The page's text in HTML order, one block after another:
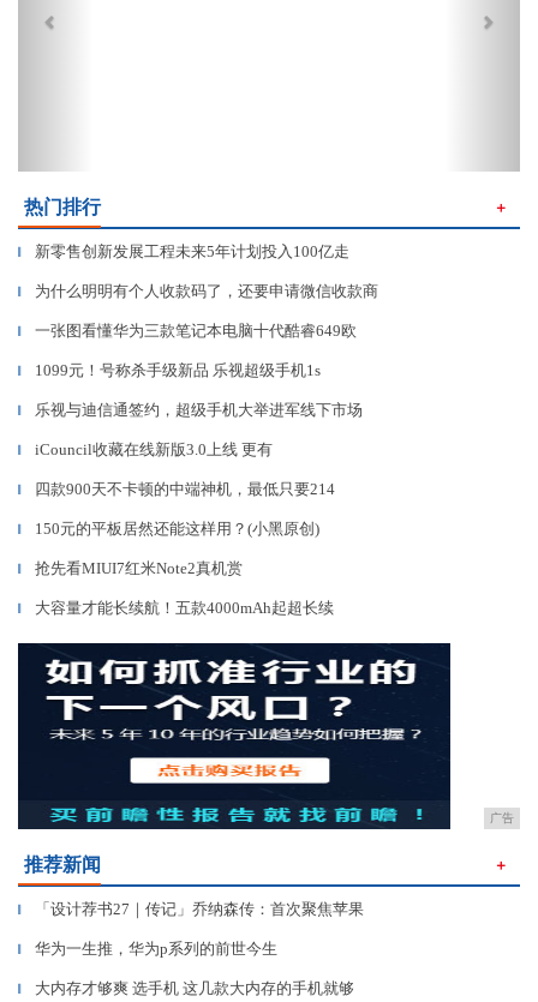
热门排行 ＋
▎ 新零售创新发展工程未来5年计划投入100亿走
▎ 为什么明明有个人收款码了，还要申请微信收款商
▎ 一张图看懂华为三款笔记本电脑十代酷睿649欧
▎ 1099元！号称杀手级新品 乐视超级手机1s
▎ 乐视与迪信通签约，超级手机大举进军线下市场
▎ iCouncil收藏在线新版3.0上线 更有
▎ 四款900天不卡顿的中端神机，最低只要214
▎ 150元的平板居然还能这样用？(小黑原创)
▎ 抢先看MIUI7红米Note2真机赏
▎ 大容量才能长续航！五款4000mAh起超长续
广告
推荐新闻 ＋
▎ 「设计荐书27｜传记」乔纳森传：首次聚焦苹果
▎ 华为一生推，华为p系列的前世今生
▎ 大内存才够爽 选手机 这几款大内存的手机就够